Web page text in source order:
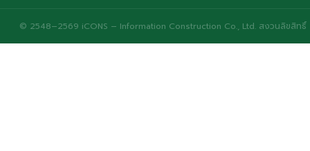
© 2548–2569 iCONS – Information Construction Co., Ltd. สงวนลิขสิทธิ์